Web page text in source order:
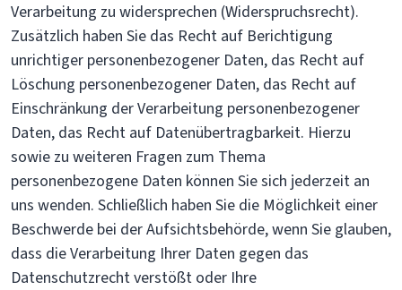
Verarbeitung zu widersprechen (Widerspruchsrecht).
Zusätzlich haben Sie das Recht auf Berichtigung
unrichtiger personenbezogener Daten, das Recht auf
Löschung personenbezogener Daten, das Recht auf
Einschränkung der Verarbeitung personenbezogener
Daten, das Recht auf Datenübertragbarkeit. Hierzu
sowie zu weiteren Fragen zum Thema
personenbezogene Daten können Sie sich jederzeit an
uns wenden. Schließlich haben Sie die Möglichkeit einer
Beschwerde bei der Aufsichtsbehörde, wenn Sie glauben,
dass die Verarbeitung Ihrer Daten gegen das
Datenschutzrecht verstößt oder Ihre